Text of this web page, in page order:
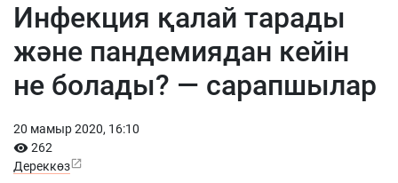
Инфекция қалай тарады
және пандемиядан кейін
не болады? — сарапшылар
20 мамыр 2020, 16:10
262
Дереккөз